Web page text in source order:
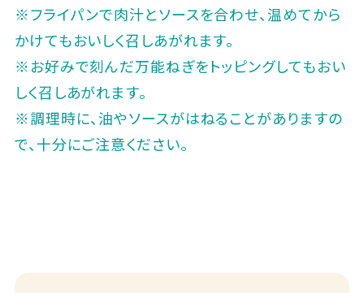
※フライパンで肉汁とソースを合わせ、温めてから
かけてもおいしく召しあがれます。
※お好みで刻んだ万能ねぎをトッピングしてもおい
しく召しあがれます。
※調理時に、油やソースがはねることがありますの
で、十分にご注意ください。